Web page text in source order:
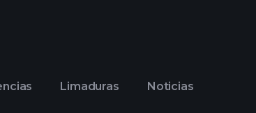
Limaduras Noticias